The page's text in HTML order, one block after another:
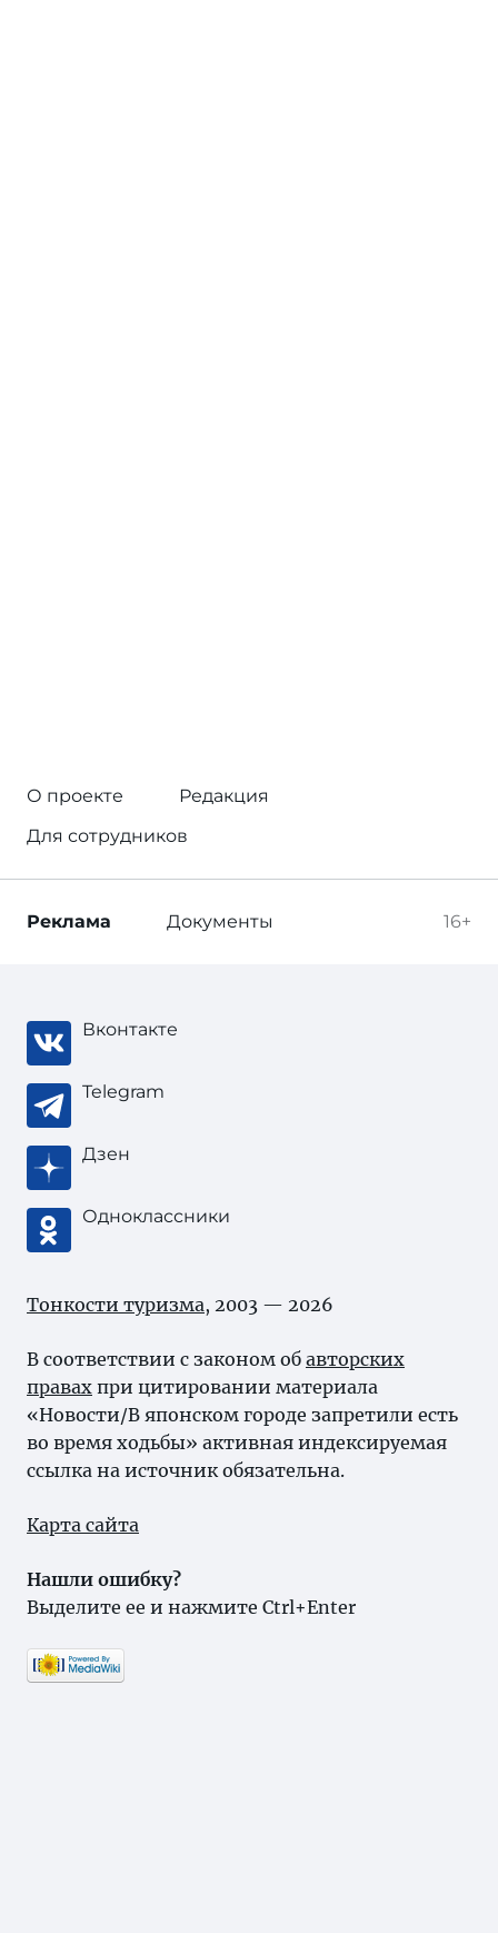
О проекте
Редакция
Для сотрудников
16+
Реклама Документы
Вконтакте
Telegram
Дзен
Одноклассники
Тонкости туризма, 2003 — 2026
В соответствии с законом об авторских
правах при цитировании материала
«Новости/В японском городе запретили есть
во время ходьбы» активная индексируемая
ссылка на источник обязательна.
Карта сайта
Нашли ошибку?
Выделите ее и нажмите Ctrl+Enter